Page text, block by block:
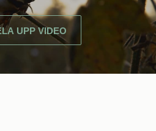
UPP VIDEO